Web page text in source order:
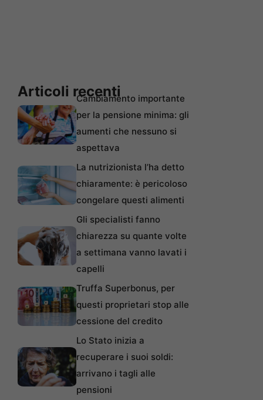
Articoli recentiCambiamento importante
per la pensione minima: gli
aumenti che nessuno si
aspettava
La nutrizionista l’ha detto
chiaramente: è pericoloso
congelare questi alimenti
Gli specialisti fanno
chiarezza su quante volte
a settimana vanno lavati i
capelli
Truffa Superbonus, per
questi proprietari stop alle
cessione del credito
Lo Stato inizia a
recuperare i suoi soldi:
arrivano i tagli alle
pensioni